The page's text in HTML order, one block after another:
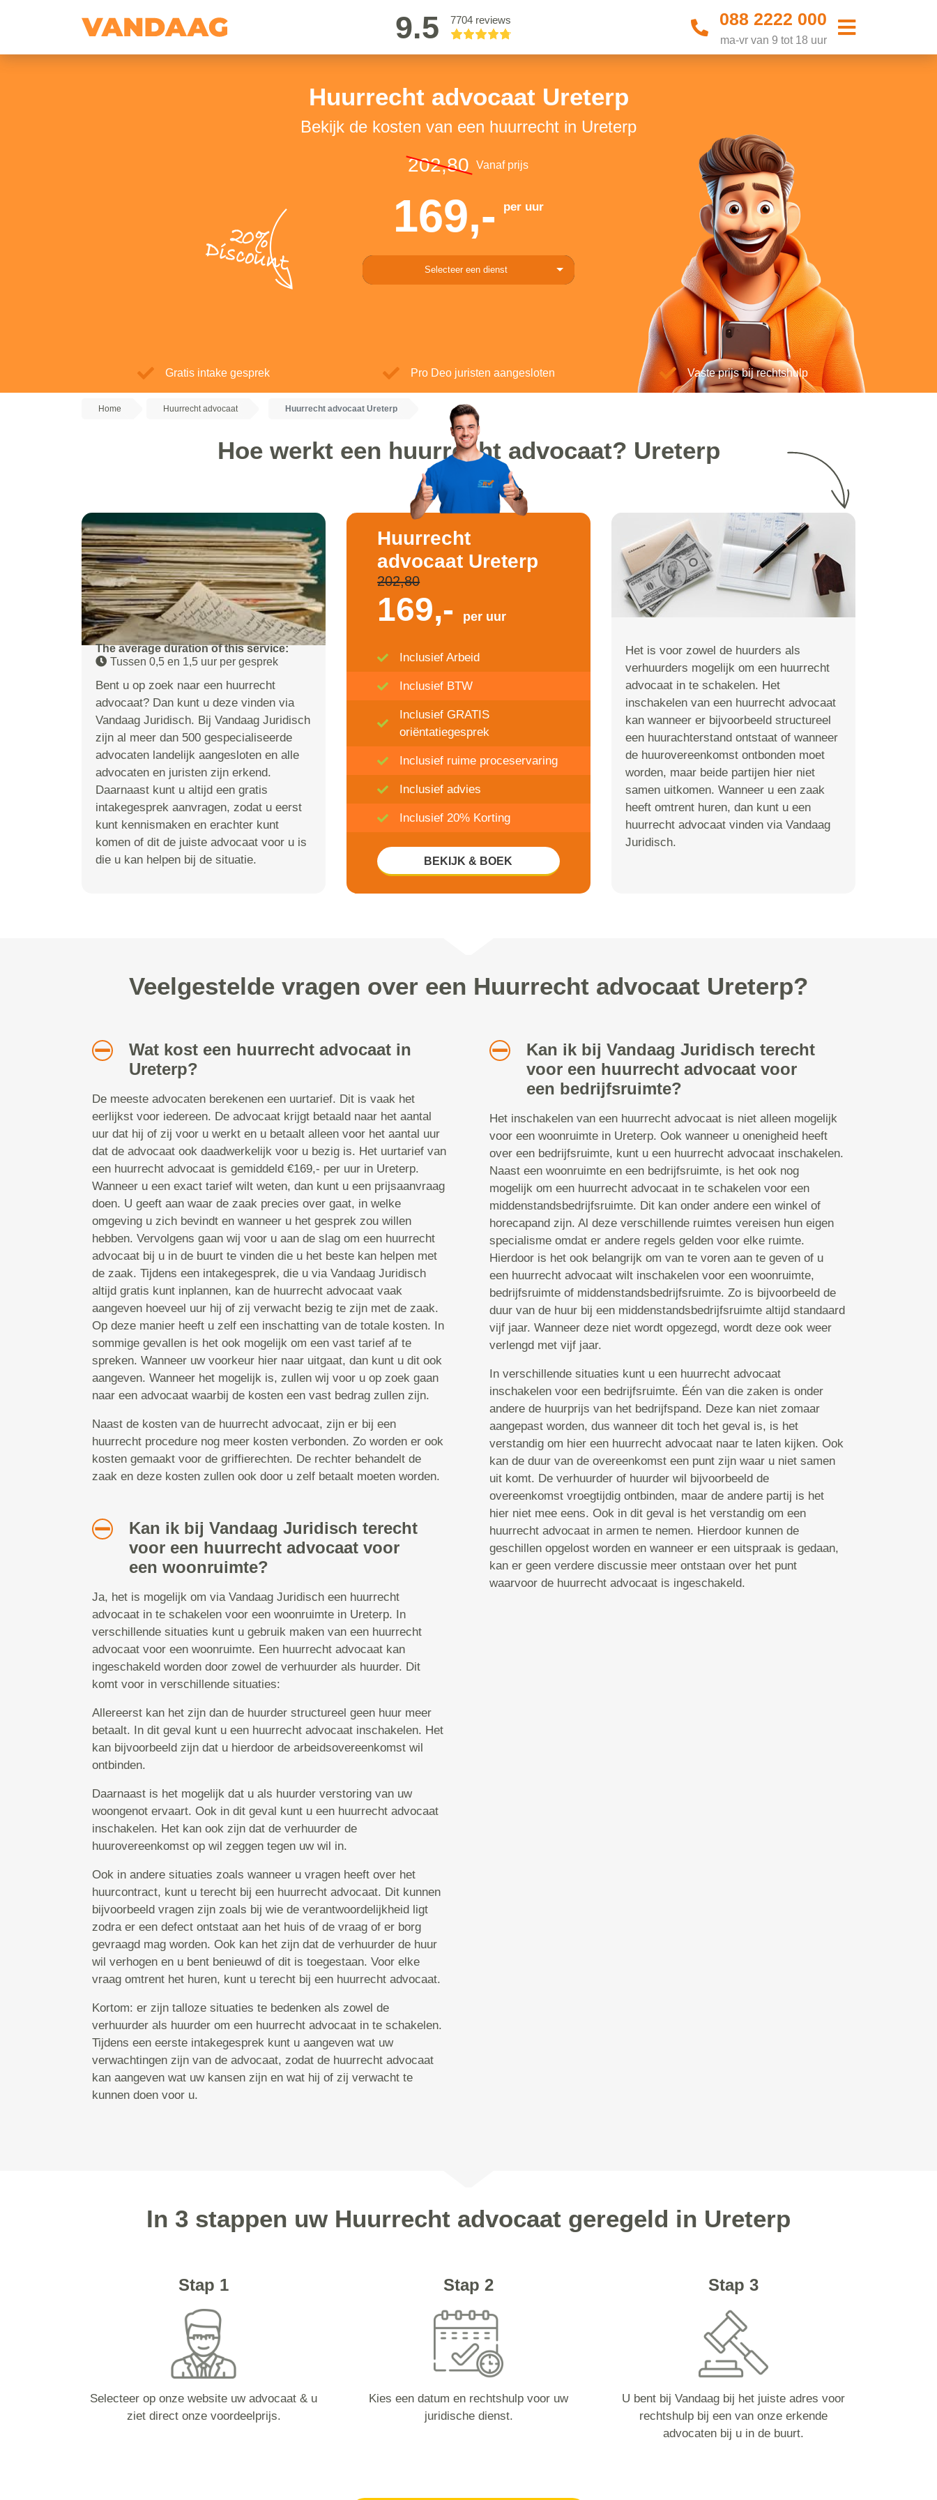
9.5 7704 reviews 088 2222 000
ma-vr van 9 tot 18 uur
Huurrecht advocaat Ureterp
Bekijk de kosten van een huurrecht in Ureterp
20%
Discount
202,80 Vanaf prijs
169,- per uur
Selecteer een dienst
Gratis intake gesprek Pro Deo juristen aangesloten Vaste prijs bij rechtshulp
Home Huurrecht advocaat Huurrecht advocaat Ureterp
Hoe werkt een huurrecht advocaat? Ureterp
The average duration of this service:
Tussen 0,5 en 1,5 uur per gesprek
Bent u op zoek naar een huurrecht
advocaat? Dan kunt u deze vinden via
Vandaag Juridisch. Bij Vandaag Juridisch
zijn al meer dan 500 gespecialiseerde
advocaten landelijk aangesloten en alle
advocaten en juristen zijn erkend.
Daarnaast kunt u altijd een gratis
intakegesprek aanvragen, zodat u eerst
kunt kennismaken en erachter kunt
komen of dit de juiste advocaat voor u is
die u kan helpen bij de situatie.
Huurrecht
advocaat Ureterp
202,80
169,- per uur
Inclusief Arbeid
Inclusief BTW
Inclusief GRATIS
oriëntatiegesprek
Inclusief ruime proceservaring
Inclusief advies
Inclusief 20% Korting
BEKIJK & BOEK
Het is voor zowel de huurders als
verhuurders mogelijk om een huurrecht
advocaat in te schakelen. Het
inschakelen van een huurrecht advocaat
kan wanneer er bijvoorbeeld structureel
een huurachterstand ontstaat of wanneer
de huurovereenkomst ontbonden moet
worden, maar beide partijen hier niet
samen uitkomen. Wanneer u een zaak
heeft omtrent huren, dan kunt u een
huurrecht advocaat vinden via Vandaag
Juridisch.
Veelgestelde vragen over een Huurrecht advocaat Ureterp?
Wat kost een huurrecht advocaat in
Ureterp?
De meeste advocaten berekenen een uurtarief. Dit is vaak het
eerlijkst voor iedereen. De advocaat krijgt betaald naar het aantal
uur dat hij of zij voor u werkt en u betaalt alleen voor het aantal uur
dat de advocaat ook daadwerkelijk voor u bezig is. Het uurtarief van
een huurrecht advocaat is gemiddeld €169,- per uur in Ureterp.
Wanneer u een exact tarief wilt weten, dan kunt u een prijsaanvraag
doen. U geeft aan waar de zaak precies over gaat, in welke
omgeving u zich bevindt en wanneer u het gesprek zou willen
hebben. Vervolgens gaan wij voor u aan de slag om een huurrecht
advocaat bij u in de buurt te vinden die u het beste kan helpen met
de zaak. Tijdens een intakegesprek, die u via Vandaag Juridisch
altijd gratis kunt inplannen, kan de huurrecht advocaat vaak
aangeven hoeveel uur hij of zij verwacht bezig te zijn met de zaak.
Op deze manier heeft u zelf een inschatting van de totale kosten. In
sommige gevallen is het ook mogelijk om een vast tarief af te
spreken. Wanneer uw voorkeur hier naar uitgaat, dan kunt u dit ook
aangeven. Wanneer het mogelijk is, zullen wij voor u op zoek gaan
naar een advocaat waarbij de kosten een vast bedrag zullen zijn.
Naast de kosten van de huurrecht advocaat, zijn er bij een
huurrecht procedure nog meer kosten verbonden. Zo worden er ook
kosten gemaakt voor de griffierechten. De rechter behandelt de
zaak en deze kosten zullen ook door u zelf betaalt moeten worden.
Kan ik bij Vandaag Juridisch terecht
voor een huurrecht advocaat voor
een woonruimte?
Ja, het is mogelijk om via Vandaag Juridisch een huurrecht
advocaat in te schakelen voor een woonruimte in Ureterp. In
verschillende situaties kunt u gebruik maken van een huurrecht
advocaat voor een woonruimte. Een huurrecht advocaat kan
ingeschakeld worden door zowel de verhuurder als huurder. Dit
komt voor in verschillende situaties:
Allereerst kan het zijn dan de huurder structureel geen huur meer
betaalt. In dit geval kunt u een huurrecht advocaat inschakelen. Het
kan bijvoorbeeld zijn dat u hierdoor de arbeidsovereenkomst wil
ontbinden.
Daarnaast is het mogelijk dat u als huurder verstoring van uw
woongenot ervaart. Ook in dit geval kunt u een huurrecht advocaat
inschakelen. Het kan ook zijn dat de verhuurder de
huurovereenkomst op wil zeggen tegen uw wil in.
Ook in andere situaties zoals wanneer u vragen heeft over het
huurcontract, kunt u terecht bij een huurrecht advocaat. Dit kunnen
bijvoorbeeld vragen zijn zoals bij wie de verantwoordelijkheid ligt
zodra er een defect ontstaat aan het huis of de vraag of er borg
gevraagd mag worden. Ook kan het zijn dat de verhuurder de huur
wil verhogen en u bent benieuwd of dit is toegestaan. Voor elke
vraag omtrent het huren, kunt u terecht bij een huurrecht advocaat.
Kortom: er zijn talloze situaties te bedenken als zowel de
verhuurder als huurder om een huurrecht advocaat in te schakelen.
Tijdens een eerste intakegesprek kunt u aangeven wat uw
verwachtingen zijn van de advocaat, zodat de huurrecht advocaat
kan aangeven wat uw kansen zijn en wat hij of zij verwacht te
kunnen doen voor u.
Kan ik bij Vandaag Juridisch terecht
voor een huurrecht advocaat voor
een bedrijfsruimte?
Het inschakelen van een huurrecht advocaat is niet alleen mogelijk
voor een woonruimte in Ureterp. Ook wanneer u onenigheid heeft
over een bedrijfsruimte, kunt u een huurrecht advocaat inschakelen.
Naast een woonruimte en een bedrijfsruimte, is het ook nog
mogelijk om een huurrecht advocaat in te schakelen voor een
middenstandsbedrijfsruimte. Dit kan onder andere een winkel of
horecapand zijn. Al deze verschillende ruimtes vereisen hun eigen
specialisme omdat er andere regels gelden voor elke ruimte.
Hierdoor is het ook belangrijk om van te voren aan te geven of u
een huurrecht advocaat wilt inschakelen voor een woonruimte,
bedrijfsruimte of middenstandsbedrijfsruimte. Zo is bijvoorbeeld de
duur van de huur bij een middenstandsbedrijfsruimte altijd standaard
vijf jaar. Wanneer deze niet wordt opgezegd, wordt deze ook weer
verlengd met vijf jaar.
In verschillende situaties kunt u een huurrecht advocaat
inschakelen voor een bedrijfsruimte. Één van die zaken is onder
andere de huurprijs van het bedrijfspand. Deze kan niet zomaar
aangepast worden, dus wanneer dit toch het geval is, is het
verstandig om hier een huurrecht advocaat naar te laten kijken. Ook
kan de duur van de overeenkomst een punt zijn waar u niet samen
uit komt. De verhuurder of huurder wil bijvoorbeeld de
overeenkomst vroegtijdig ontbinden, maar de andere partij is het
hier niet mee eens. Ook in dit geval is het verstandig om een
huurrecht advocaat in armen te nemen. Hierdoor kunnen de
geschillen opgelost worden en wanneer er een uitspraak is gedaan,
kan er geen verdere discussie meer ontstaan over het punt
waarvoor de huurrecht advocaat is ingeschakeld.
In 3 stappen uw Huurrecht advocaat geregeld in Ureterp
Stap 1
Selecteer op onze website uw advocaat & u
ziet direct onze voordeelprijs.
Stap 2
Kies een datum en rechtshulp voor uw
juridische dienst.
Stap 3
U bent bij Vandaag bij het juiste adres voor
rechtshulp bij een van onze erkende
advocaten bij u in de buurt.